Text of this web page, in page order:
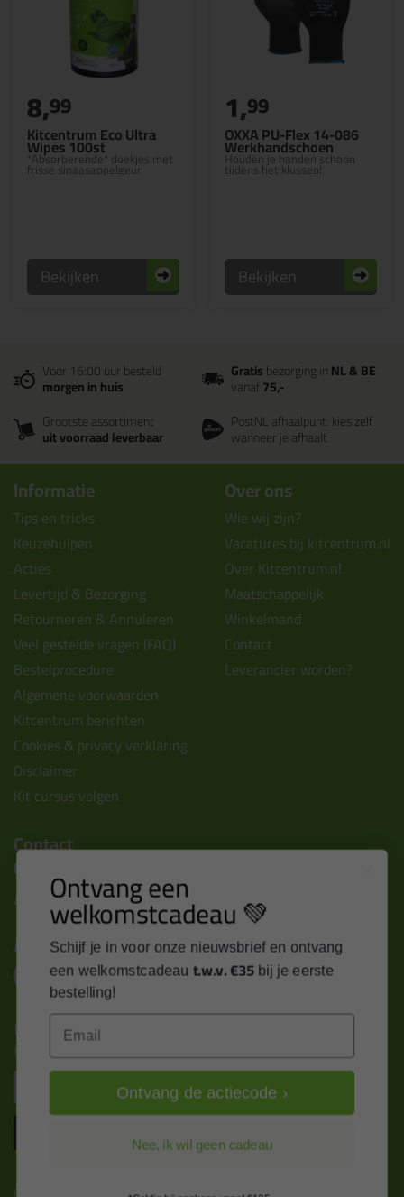
Kitcentrum Eco Ultra
Wipes 100st
*Absorberende* doekjes met
frisse sinaasappelgeur
8,99
Bekijken
OXXA PU-Flex 14-086
Werkhandschoen
Houden je handen schoon
tijdens het klussen!
1,99
Bekijken
Voor 16:00 uur besteld
morgen in huis
Gratisbezorging inNL & BE
vanaf75,-
Grootste assortiment
uit voorraad leverbaar
PostNL afhaalpunt: kies zelf
wanneer je afhaalt
Informatie
Tips en tricks
Keuzehulpen
Acties
Levertijd & Bezorging
Retourneren & Annuleren
Veel gestelde vragen (FAQ)
Bestelprocedure
Algemene voorwaarden
Kitcentrum berichten
Cookies & privacy verklaring
Disclaimer
Kit cursus volgen
Over ons
Wie wij zijn?
Vacatures bij kitcentrum.nl
Over Kitcentrum.nl
Maatschappelijk
Winkelmand
Contact
Leverancier worden?
Contact
Kitcentrum B.V.
Alle contactgegevens >
Altijd op de hoogte blijven?
Nieuws, tips en exclusieve deals rechtstreeks in je
inbox
Inschrijven
Kitcentrum is trots op:
Ontvang een
welkomstcadeau 💚
Schijf je in voor onze nieuwsbrief en ontvang
een welkomstcadeau t.w.v. €35 bij je eerste
bestelling!
Ontvang de actiecode ›
Nee, ik wil geen cadeau